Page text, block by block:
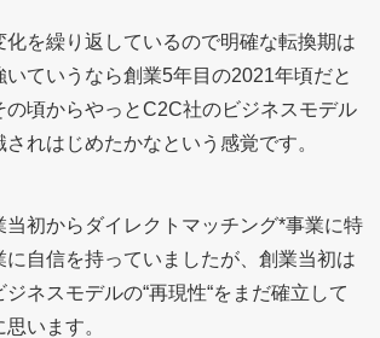
化を繰り返しているので明確な転換期は
いていうなら創業5年目の2021年頃だと
の頃からやっとC2C社のビジネスモデル
れはじめたかなという感覚です。
当初からダイレクトマッチング*事業に特
に自信を持っていましたが、創業当初は
ネスモデルの“再現性“をまだ確立して
います。